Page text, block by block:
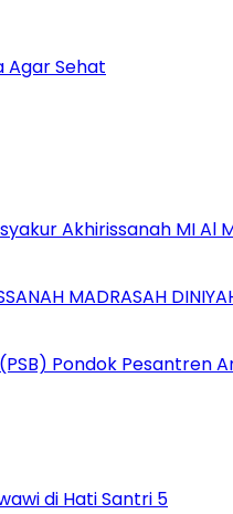
Agar Sehat
Akhirissanah MI Al
MADRASAH
Pondok Pesantren
di Hati Santri 5